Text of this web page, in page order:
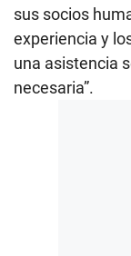
sus socios
experiencia y
una asistencia
necesaria”.